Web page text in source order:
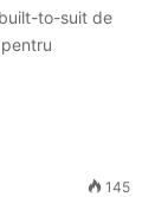
to-suit de
145